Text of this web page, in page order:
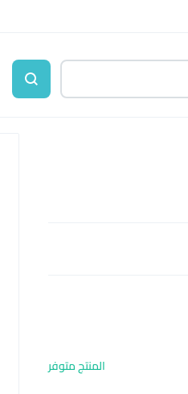
المنتج متوفر